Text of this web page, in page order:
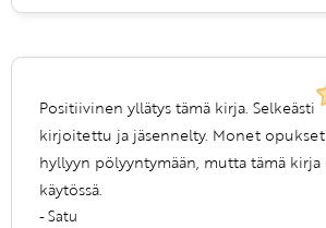
Positiivinen yllätys tämä kirja. Selkeästi
kirjoitettu ja jäsennelty. Monet
hyllyyn pölyyntymään, mutta tämä
käytössä.
- Satu